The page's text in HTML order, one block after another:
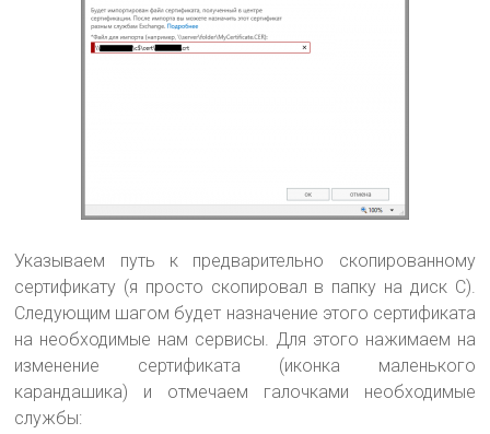
Указываем путь к предварительно скопированному
сертификату (я просто скопировал в папку на диск С).
Следующим шагом будет назначение этого сертификата
на необходимые нам сервисы. Для этого нажимаем на
изменение сертификата (иконка маленького
карандашика) и отмечаем галочками необходимые
службы: